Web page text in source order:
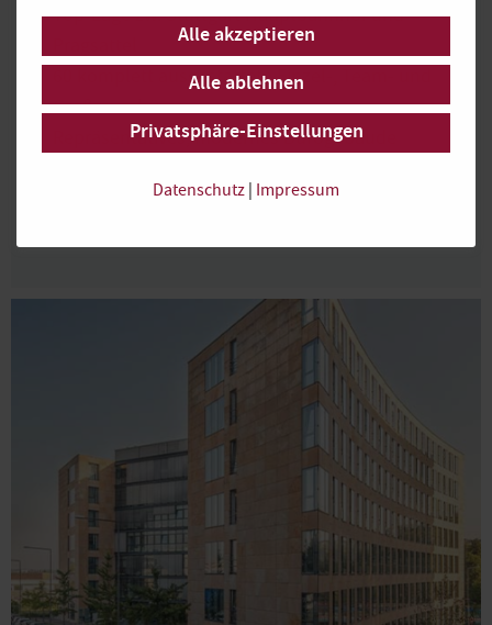
Top-Lage zw. Stuttgart Hauptbahnhof und
60 komplett ausgestattete Einzel-, Team- und
Großraumbüros
Repräsentatives, modernes Bürogebäude
Alle akzeptieren
Alle ablehnen
Privatsphäre-Einstellungen
Datenschutz Impressum